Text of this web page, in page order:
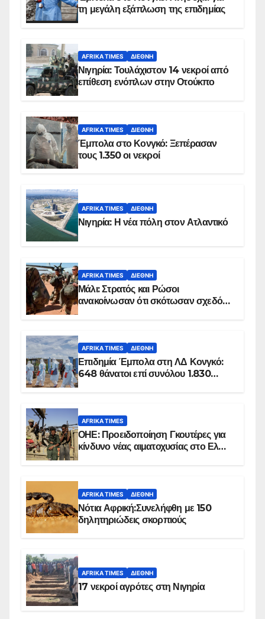
τη μεγάλη εξάπλωση της επιδημίας
AFRIKA TIMES ΔΙΕΘΝΉ
Νιγηρία: Τουλάχιστον 14 νεκροί από
επίθεση ενόπλων στην Οτούκπο
AFRIKA TIMES ΔΙΕΘΝΉ
Έμπολα στο Κονγκό: Ξεπέρασαν
τους 1.350 οι νεκροί
AFRIKA TIMES ΔΙΕΘΝΉ
Νιγηρία: Η νέα πόλη στον Ατλαντικό
AFRIKA TIMES ΔΙΕΘΝΉ
Μάλι: Στρατός και Ρώσοι
ανακοίνωσαν ότι σκότωσαν σχεδόν
AFRIKA TIMES ΔΙΕΘΝΉ
Επιδημία Έμπολα στη ΛΔ Κονγκό:
648 θάνατοι επί συνόλου 1.830
AFRIKA TIMES
ΟΗΕ: Προειδοποίηση Γκουτέρες για
κίνδυνο νέας αιματοχυσίας στο Ελ
AFRIKA TIMES ΔΙΕΘΝΉ
Νότια Αφρική:Συνελήφθη με 150
δηλητηριώδεις σκορπιούς
AFRIKA TIMES ΔΙΕΘΝΉ
17 νεκροί αγρότες στη Νιγηρία